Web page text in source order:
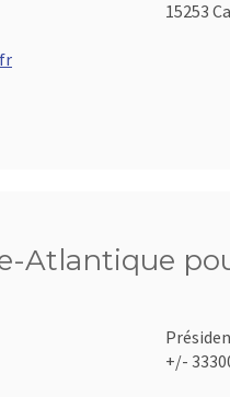
15253
Atlantique
+/-